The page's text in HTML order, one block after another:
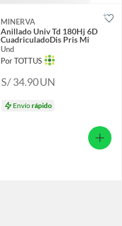
MINERVA
Anillado Univ Td 180Hj 6D
CuadriculadoDis Pris Mi
Und
Por TOTTUS
S/ 34.90UN
Envíorápido